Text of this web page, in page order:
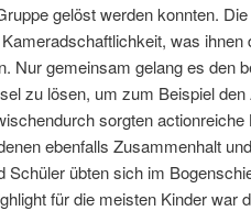
gelöst werden konnten.
was ihnen
Nur gemeinsam gelang es den
zu lösen, um zum Beispiel
sorgten
ebenfalls Zusammenhalt
Schüler übten sich im
für die meisten Kinder war